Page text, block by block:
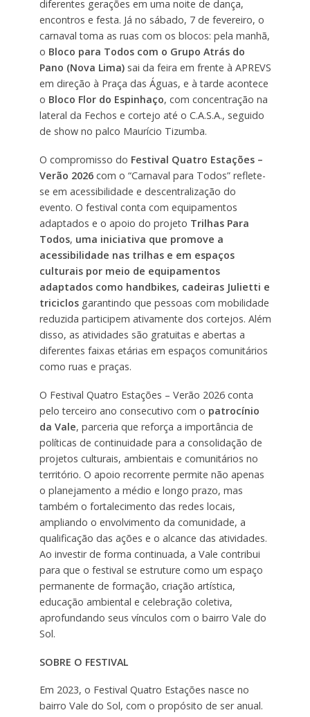
diferentes gerações em uma noite de dança,
encontros e festa. Já no sábado, 7 de fevereiro, o
carnaval toma as ruas com os blocos: pela manhã,
o Bloco para Todos com o Grupo Atrás do
Pano (Nova Lima) sai da feira em frente à APREVS
em direção à Praça das Águas, e à tarde acontece
o Bloco Flor do Espinhaço, com concentração na
lateral da Fechos e cortejo até o C.A.S.A., seguido
de show no palco Maurício Tizumba.
O compromisso do Festival Quatro Estações –
Verão 2026 com o “Carnaval para Todos” reflete-
se em acessibilidade e descentralização do
evento. O festival conta com equipamentos
adaptados e o apoio do projeto Trilhas Para
Todos, uma iniciativa que promove a
acessibilidade nas trilhas e em espaços
culturais por meio de equipamentos
adaptados como handbikes, cadeiras Julietti e
triciclos garantindo que pessoas com mobilidade
reduzida participem ativamente dos cortejos. Além
disso, as atividades são gratuitas e abertas a
diferentes faixas etárias em espaços comunitários
como ruas e praças.
O Festival Quatro Estações – Verão 2026 conta
pelo terceiro ano consecutivo com o patrocínio
da Vale, parceria que reforça a importância de
políticas de continuidade para a consolidação de
projetos culturais, ambientais e comunitários no
território. O apoio recorrente permite não apenas
o planejamento a médio e longo prazo, mas
também o fortalecimento das redes locais,
ampliando o envolvimento da comunidade, a
qualificação das ações e o alcance das atividades.
Ao investir de forma continuada, a Vale contribui
para que o festival se estruture como um espaço
permanente de formação, criação artística,
educação ambiental e celebração coletiva,
aprofundando seus vínculos com o bairro Vale do
Sol.
SOBRE O FESTIVAL
Em 2023, o Festival Quatro Estações nasce no
bairro Vale do Sol, com o propósito de ser anual.